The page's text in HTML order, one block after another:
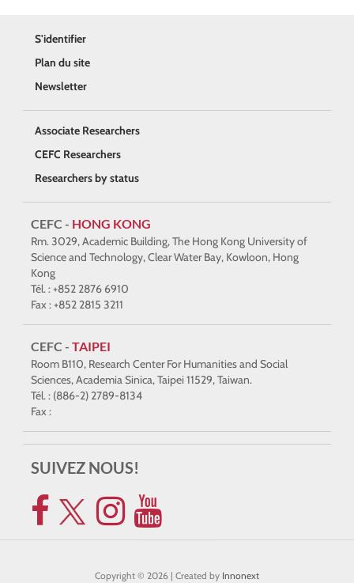
S'identifier
Plan du site
Newsletter
Associate Researchers
CEFC Researchers
Researchers by status
CEFC - HONG KONG
Rm. 3029, Academic Building, The Hong Kong University of
Science and Technology, Clear Water Bay, Kowloon, Hong
Kong
Tél. : +852 2876 6910
Fax : +852 2815 3211
CEFC - TAIPEI
Room B110, Research Center For Humanities and Social
Sciences, Academia Sinica, Taipei 11529, Taiwan.
Tél. : (886-2) 2789-8134
Fax :
SUIVEZ NOUS!
Copyright © 2026 | Created by Innonext